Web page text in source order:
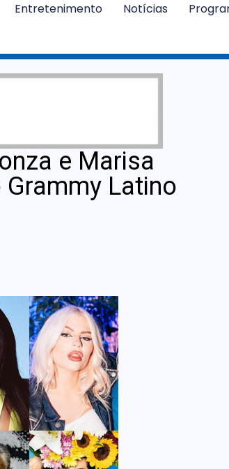
Entretenimento Notícias
e Marisa
Latino